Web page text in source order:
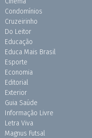
Condomínios
Cruzeirinho
Do Leitor
Educação
Educa Mais Brasil
Esporte
Economia
Editorial
Exterior
Guia Saúde
Informação Livre
Letra Viva
Magnus Futsal